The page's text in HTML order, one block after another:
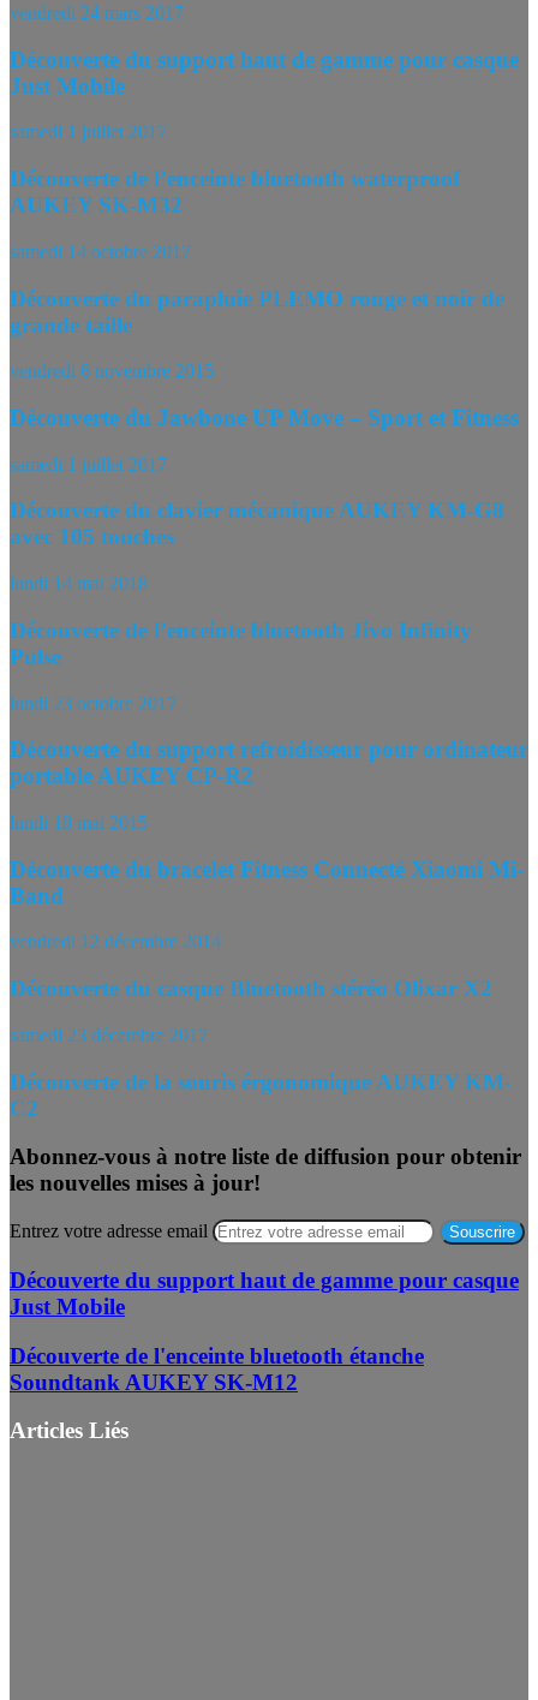
vendredi 24 mars 2017
Découverte du support haut de gamme pour casque
Just Mobile
samedi 1 juillet 2017
Découverte de l’enceinte bluetooth waterproof
AUKEY SK-M32
samedi 14 octobre 2017
Découverte du parapluie PLEMO rouge et noir de
grande taille
vendredi 6 novembre 2015
Découverte du Jawbone UP Move – Sport et Fitness
samedi 1 juillet 2017
Découverte du clavier mécanique AUKEY KM-G8
avec 105 touches
lundi 14 mai 2018
Découverte de l’enceinte bluetooth Jivo Infinity
Pulse
lundi 23 octobre 2017
Découverte du support refroidisseur pour ordinateur
portable AUKEY CP-R2
lundi 18 mai 2015
Découverte du bracelet Fitness Connecté Xiaomi Mi-
Band
vendredi 12 décembre 2014
Découverte du casque Bluetooth stéréo Olixar X2
samedi 23 décembre 2017
Découverte de la souris érgonomique AUKEY KM-
C2
Abonnez-vous à notre liste de diffusion pour obtenir
les nouvelles mises à jour!
Entrez votre adresse email
Découverte du support haut de gamme pour casque
Just Mobile
Découverte de l'enceinte bluetooth étanche
Soundtank AUKEY SK-M12
Articles Liés